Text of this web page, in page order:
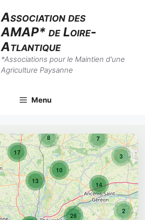
Association des
AMAP* de Loire-
Atlantique
*Associations pour le Maintien d'une
Agriculture Paysanne
Menu
7
8
3
2
14
17
10
26
13